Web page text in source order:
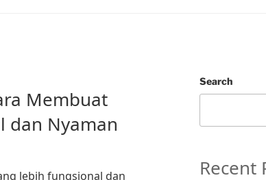
Membuat
dan Nyaman
lebih fungsional dan
Search
Recent